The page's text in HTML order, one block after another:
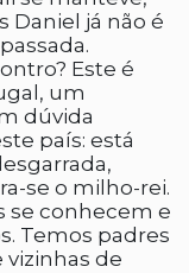
Daniel já não é
Este é
um
dúvida
país: está
se o milho-rei.
se conhecem e
Temos padres
de